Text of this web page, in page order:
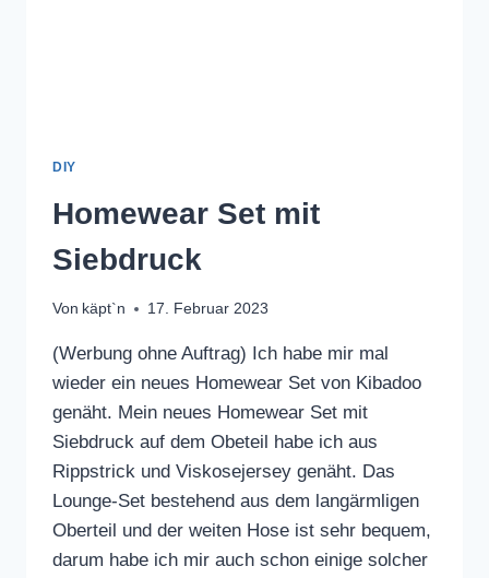
DIY
Homewear Set mit
Siebdruck
Von käpt`n 17. Februar 2023
(Werbung ohne Auftrag) Ich habe mir mal
wieder ein neues Homewear Set von Kibadoo
genäht. Mein neues Homewear Set mit
Siebdruck auf dem Obeteil habe ich aus
Rippstrick und Viskosejersey genäht. Das
Lounge-Set bestehend aus dem langärmligen
Oberteil und der weiten Hose ist sehr bequem,
darum habe ich mir auch schon einige solcher